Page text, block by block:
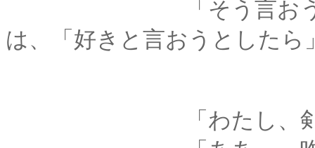
「そう言おうとし
は、「好きと言おうとした
「わたし、剣心の